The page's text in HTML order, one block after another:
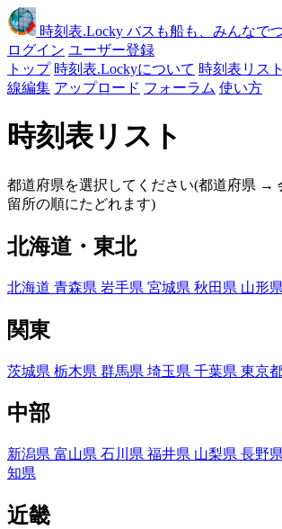
時刻表.Locky バスも船も、みんなで
ログイン ユーザー登録
トップ 時刻表.Lockyについて 時刻表リスト
線編集 アップロード フォーラム 使い方
時刻表リスト
都道府県を選択してください(都道府県
留所の順にたどれます)
北海道・東北
北海道 青森県 岩手県 宮城県 秋田県 山形県
関東
茨城県 栃木県 群馬県 埼玉県 千葉県 東京
中部
新潟県 富山県 石川県 福井県 山梨県 長野県
知県
近畿